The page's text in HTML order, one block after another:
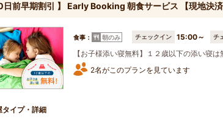
日前早期割引 】 Early Booking 朝食サービス 【現地
食事： 朝のみ チェックイン 15:00～ チ
【お子様添い寝無料】１２歳以下の添い寝は
2名がこのプランを見ています
タイプ・詳細